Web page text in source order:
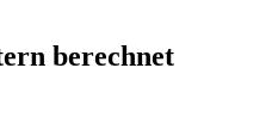
berechnet